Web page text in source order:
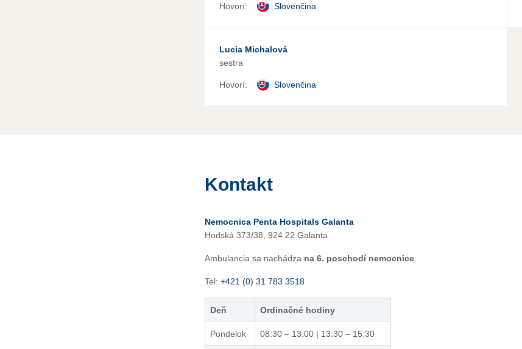
Hovorí: Slovenčina
Lucia Michalová
sestra
Hovorí: Slovenčina
Kontakt
Nemocnica Penta Hospitals Galanta
Hodská 373/38, 924 22 Galanta
Ambulancia sa nachádza na 6. poschodí nemocnice
Tel: +421 (0) 31 783 3518
Deň Ordinačné hodiny
Pondelok 08:30 – 13:00 | 13:30 – 15:30